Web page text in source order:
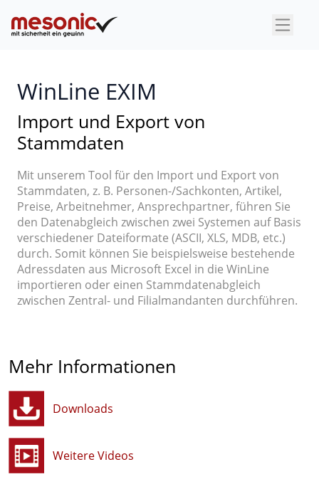
×
WinLine EXIM
Import und Export von
Stammdaten
Mit unserem Tool für den Import und Export von
Stammdaten, z. B. Personen-/Sachkonten, Artikel,
Preise, Arbeitnehmer, Ansprechpartner, führen Sie
den Datenabgleich zwischen zwei Systemen auf Basis
verschiedener Dateiformate (ASCII, XLS, MDB, etc.)
durch. Somit können Sie beispielsweise bestehende
Adressdaten aus Microsoft Excel in die WinLine
importieren oder einen Stammdatenabgleich
zwischen Zentral- und Filialmandanten durchführen.
Mehr Informationen
Downloads
Weitere Videos